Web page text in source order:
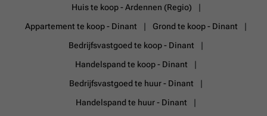
Huis te koop - Ardennen (Regio)
Appartement te koop - Dinant
Grond te koop - Dinant
Bedrijfsvastgoed te koop - Dinant
Handelspand te koop - Dinant
Bedrijfsvastgoed te huur - Dinant
Handelspand te huur - Dinant